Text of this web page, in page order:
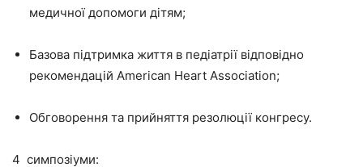
медичної допомоги дітям;
Базова підтримка життя в педіатрії відповідно
рекомендацій American Heart Association;
Обговорення та прийняття резолюції конгресу.
4 симпозіуми: